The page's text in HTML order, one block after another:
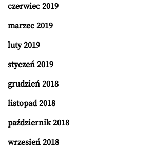
czerwiec 2019
marzec 2019
luty 2019
styczeń 2019
grudzień 2018
listopad 2018
październik 2018
wrzesień 2018